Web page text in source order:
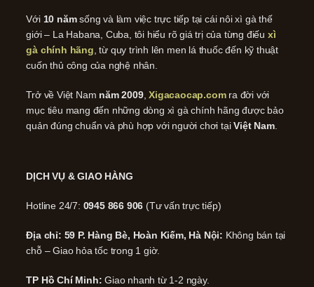
Với 10 nămsống và làm việc trực tiếp tại cái nôi xì gà thế
giới – La Habana, Cuba, tôi hiểu rõ giá trị của từng điếu xì
gà chính hãng, từ quy trình lên men lá thuốc đến kỹ thuật
cuốn thủ công của nghệ nhân.
Trở về Việt Nam năm 2009,Xigacaocap.comra đời với
mục tiêu mang đến những dòng xì gà chính hãng được bảo
quản đúng chuẩn và phù hợp với người chơi tạiViệt Nam.
DỊCH VỤ & GIAO HÀNG
Hotline 24/7: 0945 866 906 (Tư vấn trực tiếp)
Địa chỉ: 59 P. Hàng Bè, Hoàn Kiếm, Hà Nội: Không bán tại
chỗ – Giao hỏa tốc trong 1 giờ.
TP Hồ Chí Minh: Giao nhanh từ 1-2 ngày.